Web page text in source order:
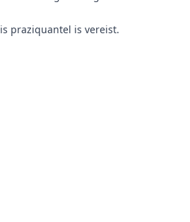
praziquantel is vereist.